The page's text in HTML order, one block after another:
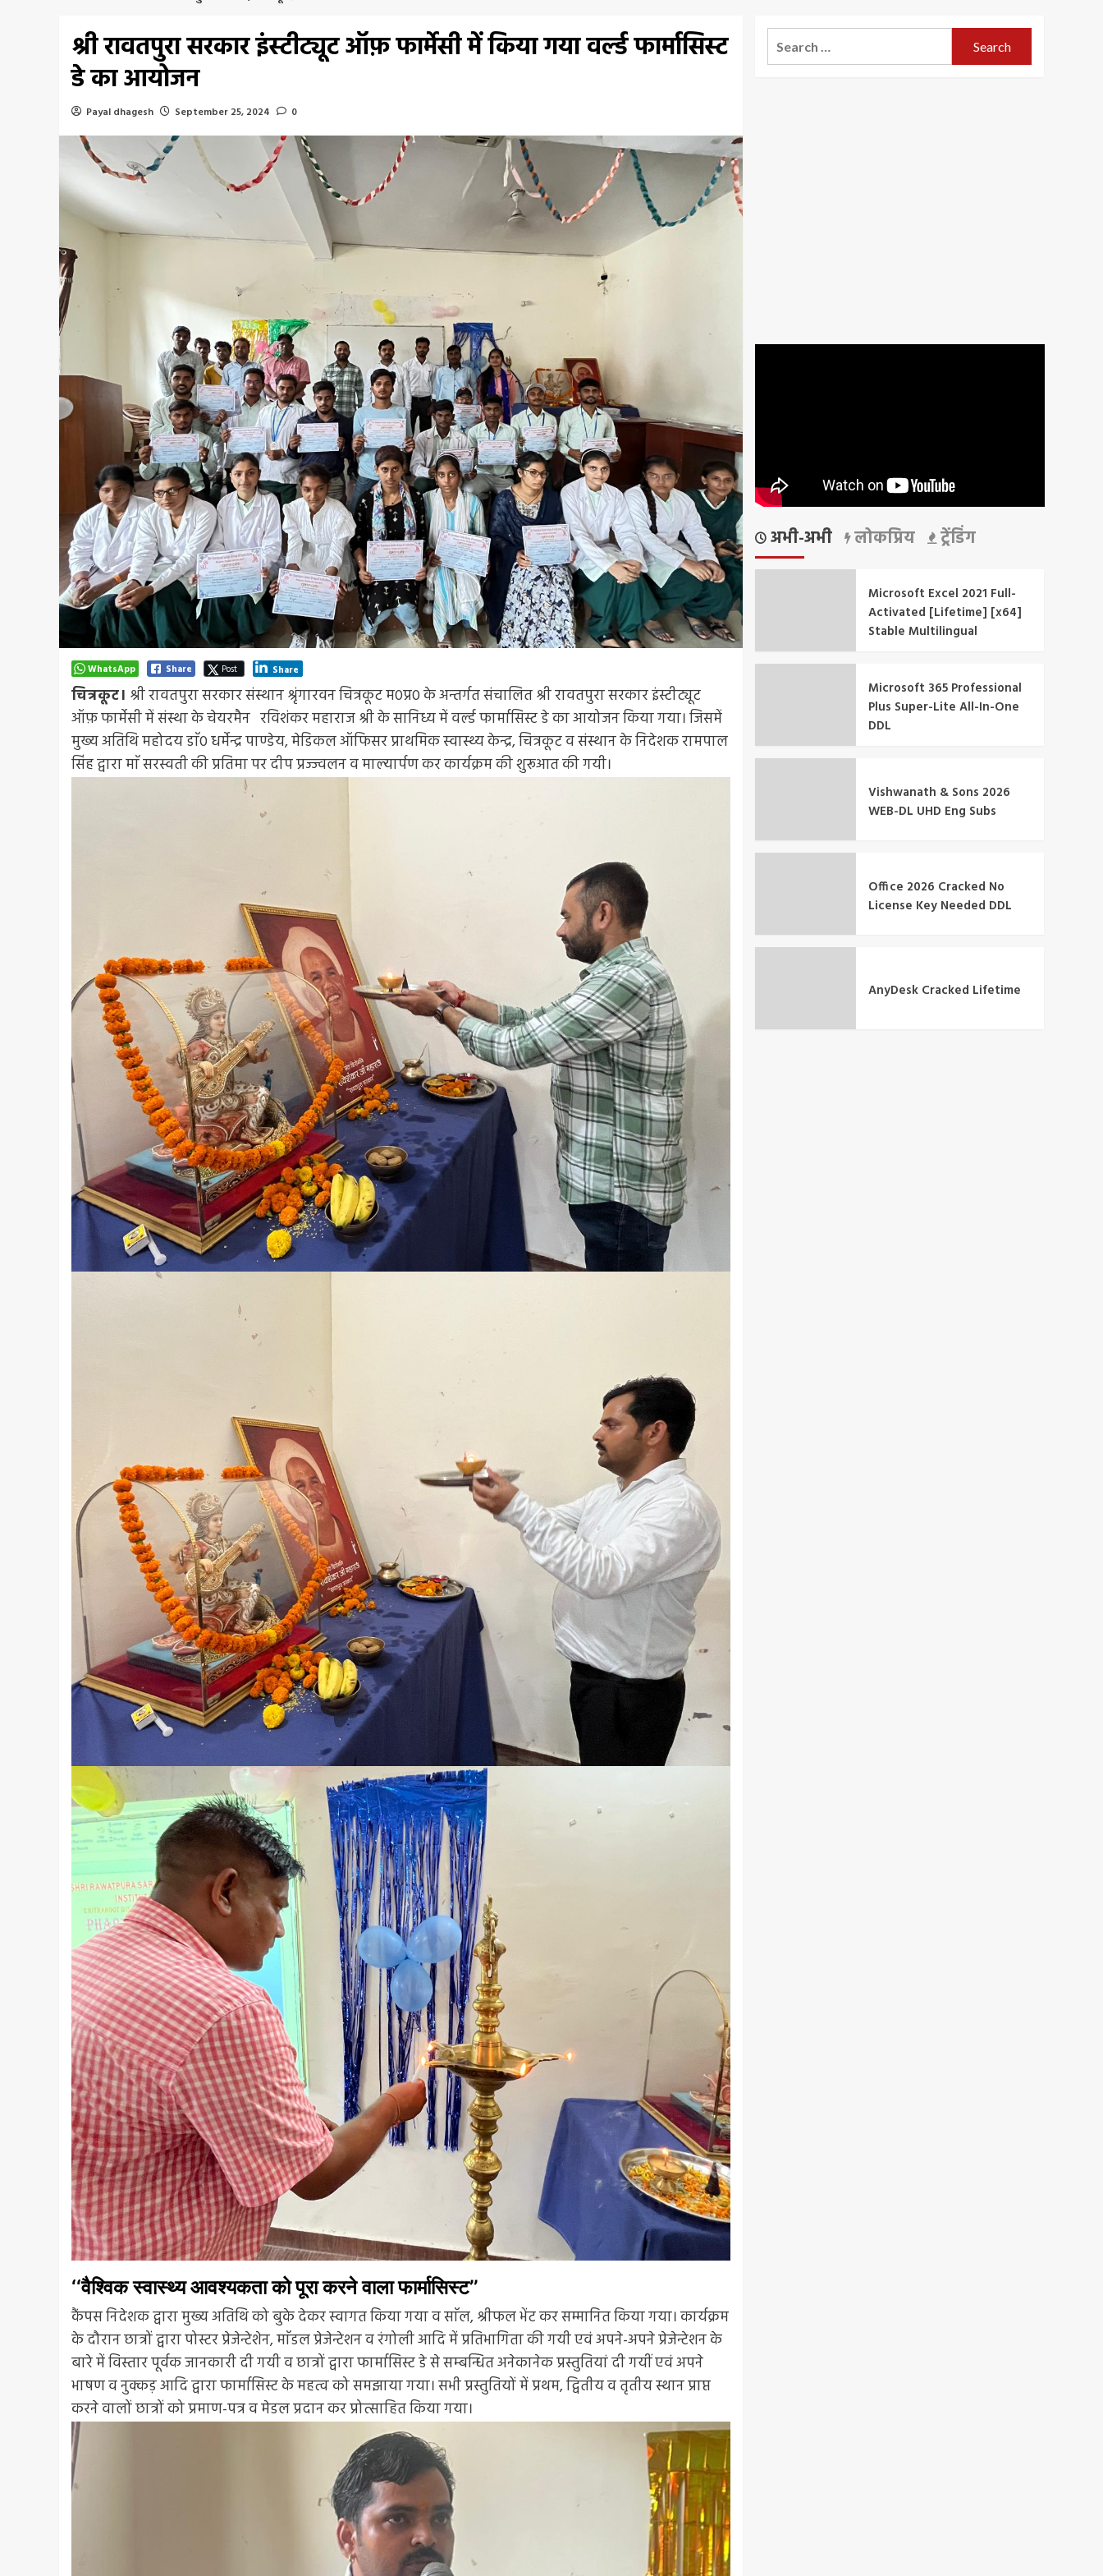
श्री रावतपुरा सरकार इंस्टीट्यूट ऑफ़ फार्मेसी में किया गया वर्ल्ड फार्मासिस्ट
डे का आयोजन
Payal dhagesh September 25, 2024 0
WhatsApp Share Post Share
चित्रकूट। श्री रावतपुरा सरकार संस्थान श्रृंगारवन चित्रकूट म0प्र0 के अन्तर्गत संचालित श्री रावतपुरा सरकार इंस्टीट्यूट
ऑफ़ फार्मेसी में संस्था के चेयरमैन रविशंकर महाराज श्री के सानिध्य में वर्ल्ड फार्मासिस्ट डे का आयोजन किया गया। जिसमें
मुख्य अतिथि महोदय डाॅ0 धर्मेन्द्र पाण्डेय, मेडिकल ऑफिसर प्राथमिक स्वास्थ्य केन्द्र, चित्रकूट व संस्थान के निदेशक रामपाल
सिंह द्वारा माॅ सरस्वती की प्रतिमा पर दीप प्रज्ज्वलन व माल्यार्पण कर कार्यक्रम की शुरूआत की गयी।
‘‘वैश्विक स्वास्थ्य आवश्यकता को पूरा करने वाला फार्मासिस्ट’’
कैंपस निदेशक द्वारा मुख्य अतिथि को बुके देकर स्वागत किया गया व साॅल, श्रीफल भेंट कर सम्मानित किया गया। कार्यक्रम
के दौरान छात्रों द्वारा पोस्टर प्रेजेन्टेशेन, माॅडल प्रेजेन्टेशन व रंगोली आदि में प्रतिभागिता की गयी एवं अपने-अपने प्रेजेन्टेशन के
बारे में विस्तार पूर्वक जानकारी दी गयी व छात्रों द्वारा फार्मासिस्ट डे से सम्बन्धित अनेकानेक प्रस्तुतियां दी गयीं एवं अपने
भाषण व नुक्कड़ आदि द्वारा फार्मासिस्ट के महत्व को समझाया गया। सभी प्रस्तुतियों में प्रथम, द्वितीय व तृतीय स्थान प्राप्त
करने वालों छात्रों को प्रमाण-पत्र व मेडल प्रदान कर प्रोत्साहित किया गया।
for:
अभी-अभी लोकप्रिय ट्रेंडिंग
Microsoft Excel 2021 Full-
Activated [Lifetime] [x64]
Stable Multilingual
Microsoft 365 Professional
Plus Super-Lite All-In-One
DDL
Vishwanath & Sons 2026
WEB-DL UHD Eng Subs
Office 2026 Cracked No
License Key Needed DDL
AnyDesk Cracked Lifetime